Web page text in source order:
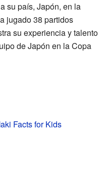
su país, Japón, en la
jugado 38 partidos
su experiencia y talento
de Japón en la Copa
Facts for Kids